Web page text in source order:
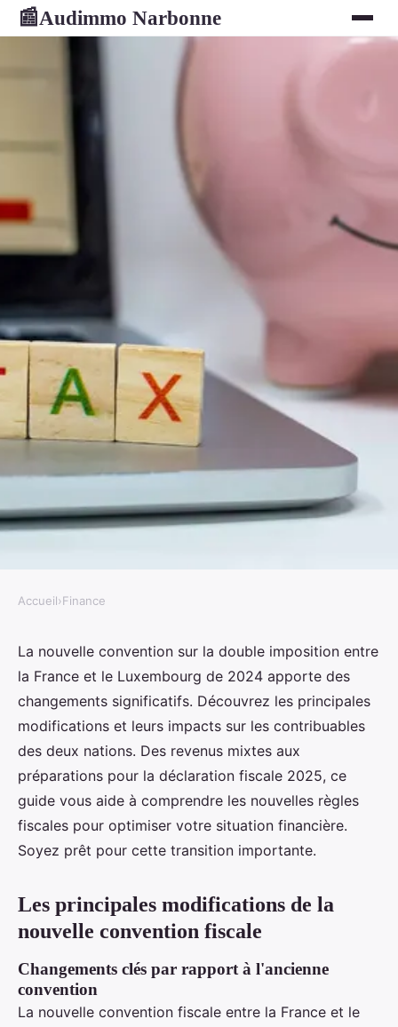
📰Audimmo Narbonne
Nouvelle convention sur la
double imposition france
luxembourg 2024
Noa •4 septembre 2024• 5 min de lecture
Accueil›Finance
La nouvelle convention sur la double imposition entre
la France et le Luxembourg de 2024 apporte des
changements significatifs. Découvrez les principales
modifications et leurs impacts sur les contribuables
des deux nations. Des revenus mixtes aux
préparations pour la déclaration fiscale 2025, ce
guide vous aide à comprendre les nouvelles règles
fiscales pour optimiser votre situation financière.
Soyez prêt pour cette transition importante.
Les principales modifications de la
nouvelle convention fiscale
Changements clés par rapport à l'ancienne
convention
La nouvelle convention fiscale entre la France et le